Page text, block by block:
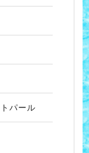
パール